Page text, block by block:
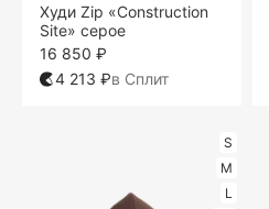
Худи Zip «Construction
Site» серое
16 850 ₽
4 213 ₽в Сплит
S
M
L